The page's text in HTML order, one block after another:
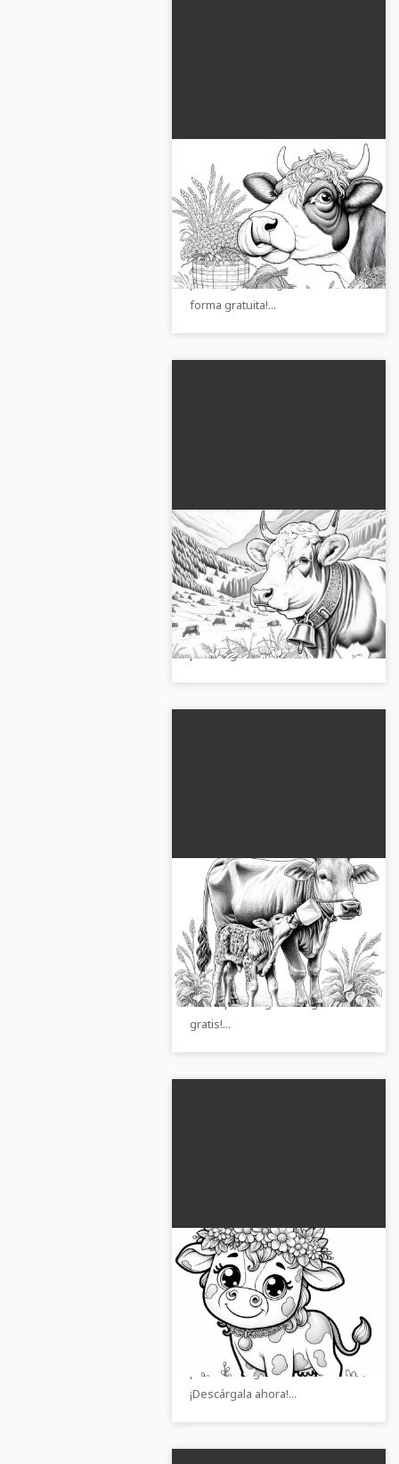
Vaca curiosa con cestas
llenas de alimento: vida
rural para colorear
(Gratis)
Experimenta la emocionante
plantilla de color de una vaca y
cestas llenas de comida.
¡Descarga la imagen ahora de
forma gratuita!...
Vaca con campana al
cuello en paisaje alpino:
Imagen para colorear
para descargar (Gratis)
Descarga gratis la imagen para
colorear de una vaca con collar
de campana en el paisaje alpino.
¡Descárgala ahora!...
Pequeño ternerito
bebiendo leche al lado de
la madre vaca: Imagen
para colorear detallada
(Gratis)
Descubre nuestra dulce imagen
para colorear de un pequeño
ternero que está bebiendo
leche. ¡Descarga la imagen
gratis!...
Vaca feliz con una corona
de flores en la cabeza
como plantilla para
colorear (Gratis)
Consigue esta imagen para
colorear de una vaca feliz con
una corona de flores. Disponible
para descargar en alta calidad.
¡Descárgala ahora!...